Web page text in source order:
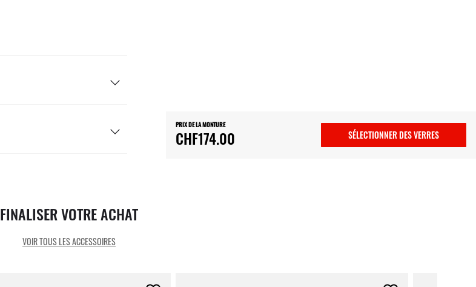
PRIX DE LA MONTURE
CHF174.00 SÉLECTIONNER DES VERRES
FINALISER VOTRE ACHAT
VOIR TOUS LES ACCESSOIRES